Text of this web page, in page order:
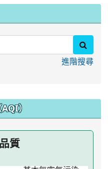
進階搜尋
）
質